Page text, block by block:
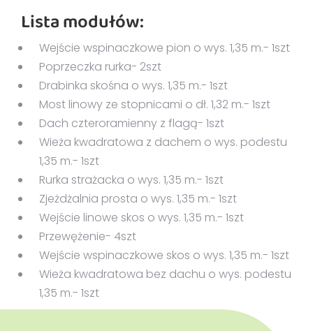
Lista modułów:
Wejście wspinaczkowe pion o wys. 1,35 m.- 1szt
Poprzeczka rurka- 2szt
Drabinka skośna o wys. 1,35 m.- 1szt
Most linowy ze stopnicami o dł. 1,32 m.- 1szt
Dach czteroramienny z flagą- 1szt
Wieża kwadratowa z dachem o wys. podestu
1,35 m.- 1szt
Rurka strażacka o wys. 1,35 m.- 1szt
Zjeżdżalnia prosta o wys. 1,35 m.- 1szt
Wejście linowe skos o wys. 1,35 m.- 1szt
Przewężenie- 4szt
Wejście wspinaczkowe skos o wys. 1,35 m.- 1szt
Wieża kwadratowa bez dachu o wys. podestu
1,35 m.- 1szt